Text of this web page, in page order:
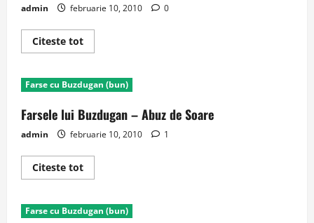
shopping
admin februarie 10, 2010 0
Citeste totRead
more
–
Farsa
Farse cu Buzdugan (bun)
Farsele lui Buzdugan – Abuz de Soare
admin februarie 10, 2010 1
Citeste totRead
more
lui
Buzdugan
Farse cu Buzdugan (bun)